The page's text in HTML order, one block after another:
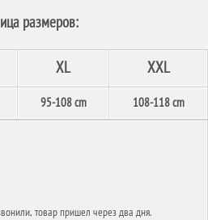
размеров:
XL XXL
95-108 cm 108-118 cm
товар пришел через два дня.